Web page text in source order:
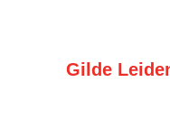
Gilde